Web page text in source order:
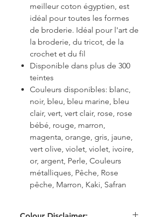
meilleur coton égyptien, est
idéal pour toutes les formes
de broderie. Idéal pour l'art de
la broderie, du tricot, de la
crochet et du fil
Disponible dans plus de 300
teintes
Couleurs disponibles: blanc,
noir, bleu, bleu marine, bleu
clair, vert, vert clair, rose, rose
bébé, rouge, marron,
magenta, orange, gris, jaune,
vert olive, violet, violet, ivoire,
or, argent, Perle, Couleurs
métalliques, Pêche, Rose
pêche, Marron, Kaki, Safran